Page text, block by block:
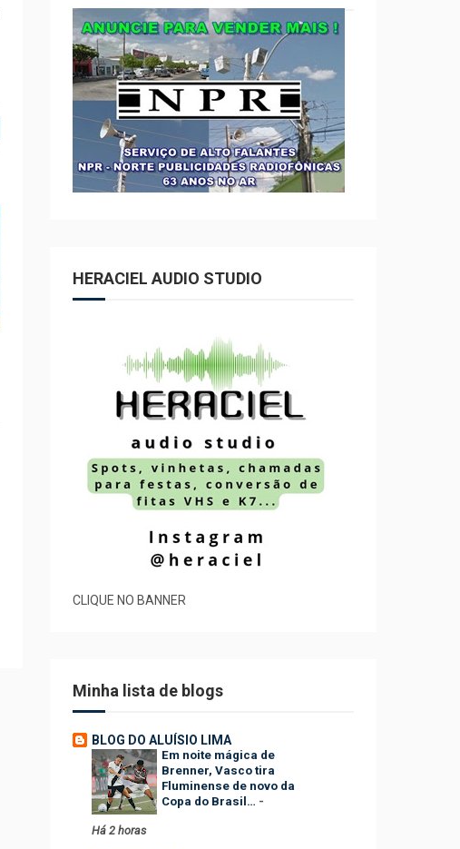
HERACIEL AUDIO STUDIO
CLIQUE NO BANNER
Minha lista de blogs
BLOG DO ALUÍSIO LIMA
Em noite mágica de
Brenner, Vasco tira
Fluminense de novo da
Copa do Brasil… -
Há 2 horas